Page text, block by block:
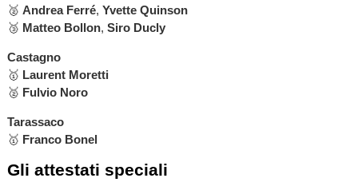
🥈 Andrea Ferré, Yvette Quinson
🥉 Matteo Bollon, Siro Ducly
Castagno
🥇 Laurent Moretti
🥈 Fulvio Noro
Tarassaco
🥇 Franco Bonel
Gli attestati speciali